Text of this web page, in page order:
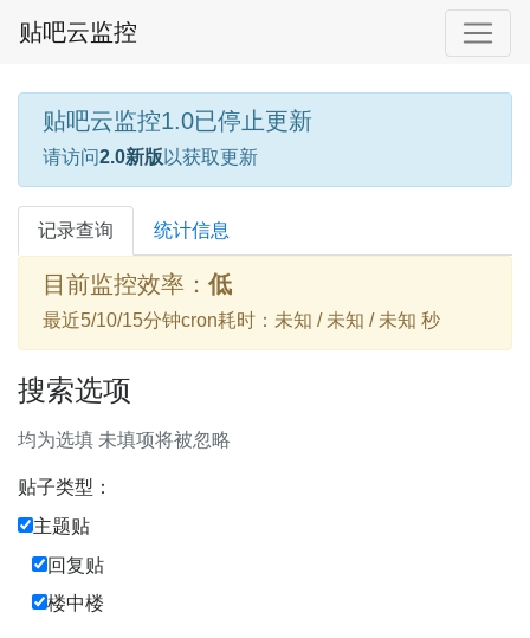
贴吧云监控
贴吧云监控1.0已停止更新
请访问2.0新版 以获取更新
记录查询 统计信息
目前监控效率： 低
最近5/10/15分钟cron耗时：未知 / 未知 / 未知 秒
搜索选项
均为选填 未填项将被忽略
贴子类型：
主题贴
回复贴
楼中楼